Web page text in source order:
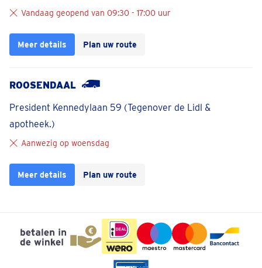
Vandaag geopend van 09:30 - 17:00 uur
Meer details Plan uw route
ROOSENDAAL
President Kennedylaan 59 (Tegenover de Lidl &
apotheek.)
Aanwezig op woensdag
Meer details Plan uw route